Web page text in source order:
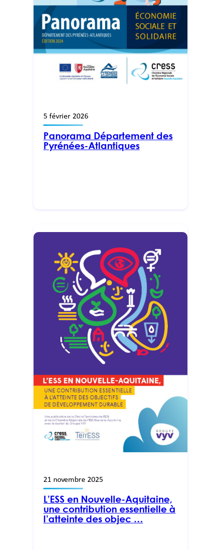
5 février 2026
Panorama Département des
Pyrénées-Atlantiques
21 novembre 2025
L’ESS en Nouvelle-Aquitaine,
une contribution essentielle à
l’atteinte des objec …